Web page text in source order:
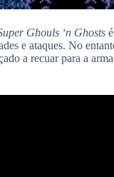
Ghouls ‘n Ghosts
e ataques. No
a recuar para a